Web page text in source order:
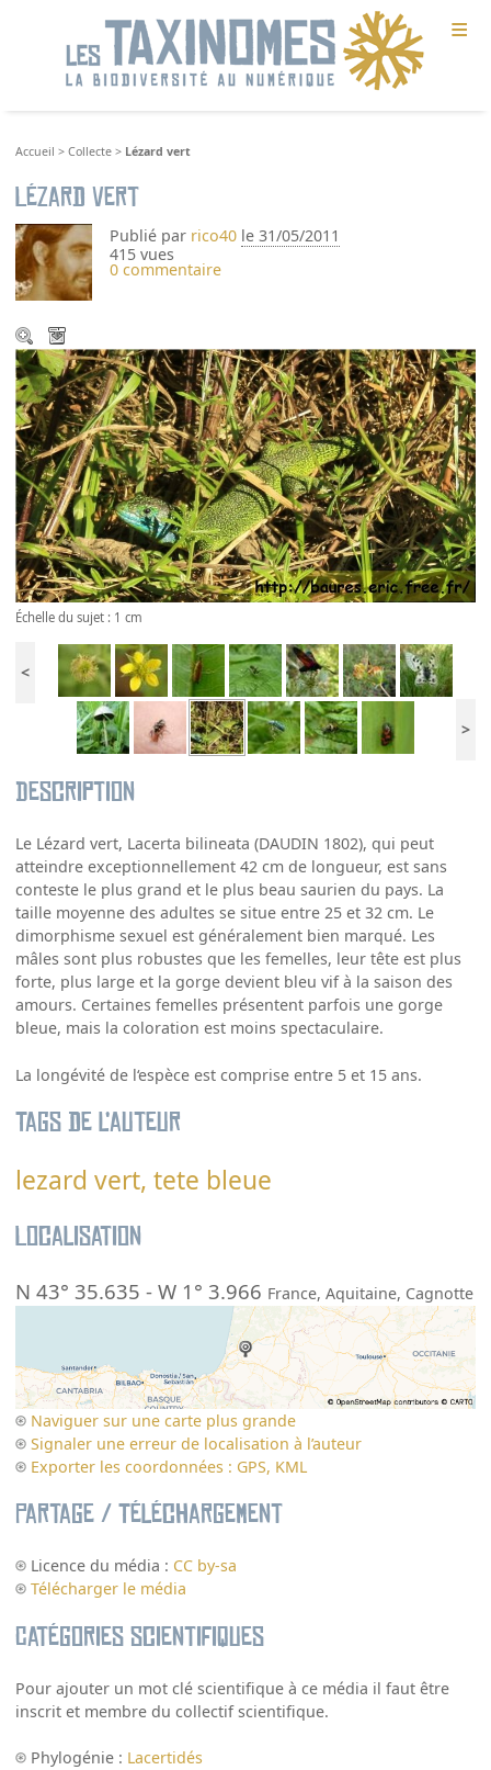
≡
Accueil >Collecte > Lézard vert
Lézard vert
Publié par rico40 le 31/05/2011
415 vues
0 commentaire
Échelle du sujet : 1 cm
<
>
Description
Le Lézard vert, Lacerta bilineata (DAUDIN 1802), qui peut
atteindre exceptionnellement 42 cm de longueur, est sans
conteste le plus grand et le plus beau saurien du pays. La
taille moyenne des adultes se situe entre 25 et 32 cm. Le
dimorphisme sexuel est généralement bien marqué. Les
mâles sont plus robustes que les femelles, leur tête est plus
forte, plus large et la gorge devient bleu vif à la saison des
amours. Certaines femelles présentent parfois une gorge
bleue, mais la coloration est moins spectaculaire.
La longévité de l‘espèce est comprise entre 5 et 15 ans.
Tags de l’auteur
lezard vert, tete bleue
Localisation
N 43° 35.635 -W 1° 3.966 France,Aquitaine, Cagnotte
Naviguer sur une carte plus grande
Signaler une erreur de localisation à l’auteur
Exporter les coordonnées : GPS, KML
Partage / Téléchargement
Licence du média : CC by-sa
Télécharger le média
Catégories scientifiques
Pour ajouter un mot clé scientifique à ce média il faut être
inscrit et membre du collectif scientifique.
Phylogénie : Lacertidés